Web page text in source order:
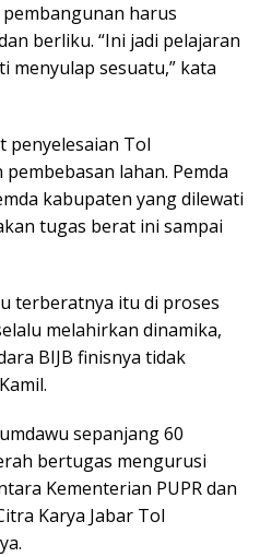
harus
berliku. “Ini jadi pelajaran
menyulap sesuatu,” kata
penyelesaian Tol
lahan. Pemda
kabupaten yang dilewati
tugas berat ini sampai
terberatnya itu di proses
melahirkan dinamika,
BIJB finisnya tidak
sepanjang 60
bertugas mengurusi
Kementerian PUPR dan
Karya Jabar Tol